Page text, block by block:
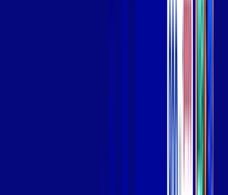
Wi-fi de alta performance para curtir e compartilhar à vontade